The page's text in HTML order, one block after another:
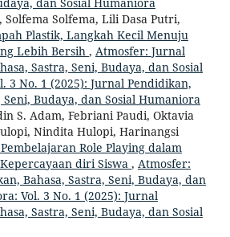
Solfema, Lili Dasa Putri,
Plastik, Langkah Kecil Menuju
Lebih Bersih , Atmosfer: Jurnal
Sastra, Seni, Budaya, dan Sosial
3 No. 1 (2025): Jurnal Pendidikan,
Seni, Budaya, dan Sosial Humaniora
S. Adam, Febriani Paudi, Oktavia
Nindita Hulopi, Harinangsi
Role Playing dalam
diri Siswa , Atmosfer:
Bahasa, Sastra, Seni, Budaya, dan
Vol. 3 No. 1 (2025): Jurnal
Sastra, Seni, Budaya, dan Sosial